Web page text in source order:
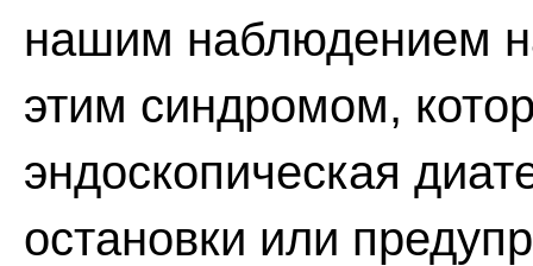
нашим наблюдением
этим синдромом,
эндоскопическая
остановки или